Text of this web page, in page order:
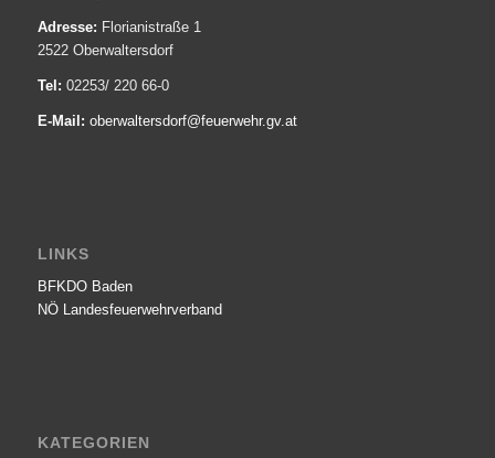
Adresse: Florianistraße 1
2522 Oberwaltersdorf
Tel: 02253/ 220 66-0
E-Mail: oberwaltersdorf@­feuerwehr.gv.at
LINKS
BFKDO Baden
NÖ Landesfeuerwehr­verband
KATEGORIEN